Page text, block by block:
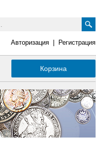
Авторизация Регистрация
Корзина